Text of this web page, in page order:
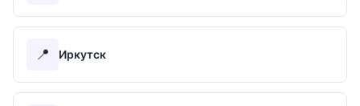
📍 Иркутск